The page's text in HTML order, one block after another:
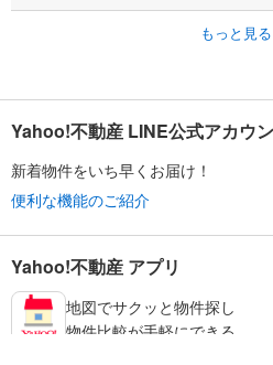
もっと見る
Yahoo!不動産 LINE公式アカウ
新着物件をいち早くお届け！
便利な機能のご紹介
Yahoo!不動産 アプリ
地図でサクッと物件探し
物件比較が手軽にできる